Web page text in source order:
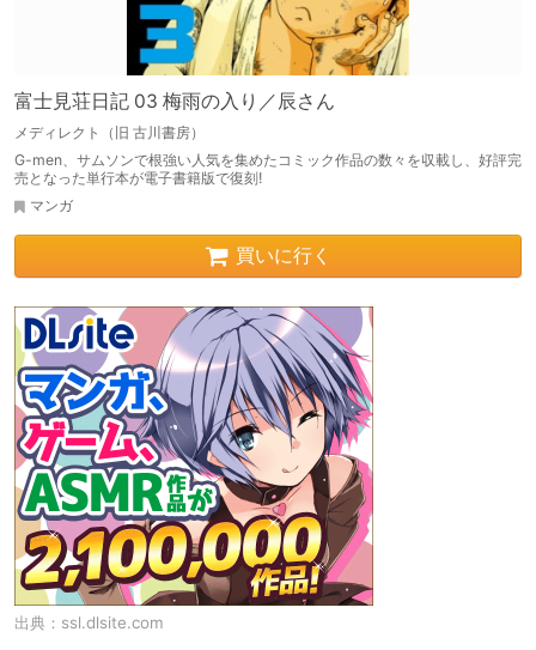
富士見荘日記 03 梅雨の入り／辰さん
メディレクト（旧 古川書房）
G-men、サムソンで根強い人気を集めたコミック作品の数々を収載し、好評完
売となった単行本が電子書籍版で復刻!
マンガ
買いに行く
出典： ssl.dlsite.com